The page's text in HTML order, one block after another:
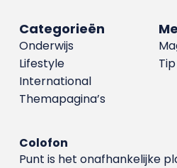
Categorieën
Onderwijs
Lifestyle
International
Themapagina’s
Colofon
Punt is het onafhankelijke